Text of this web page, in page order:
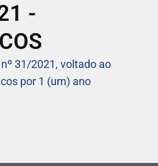
-
31/2021, voltado ao
por 1 (um) ano